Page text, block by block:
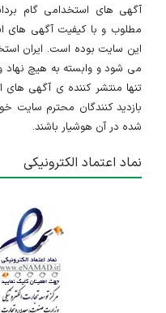
آگهی های استخدامی گام
مطلوب و با کیفیت آگهی های
این سایت بوده است. ایران
می شود و وابسته به هیچ نهاد
تنها منتشر کننده ی آگهی های
بازدید کنندگان محترم
شده در آن هوشیار باشند.
نماد اعتماد الکترونیکی